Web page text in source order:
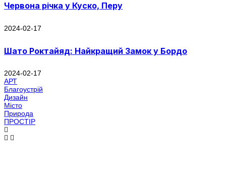
Червона річка у Куско, Перу
2024-02-17
Шато Роктайяд: Найкращий Замок у Бордо
2024-02-17
АРТ
Благоустрій
Дизайн
Місто
Природа
ПРОСТІР